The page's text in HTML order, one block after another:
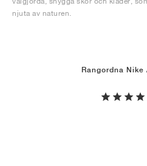
njuta av naturen.
Rangordna Nike